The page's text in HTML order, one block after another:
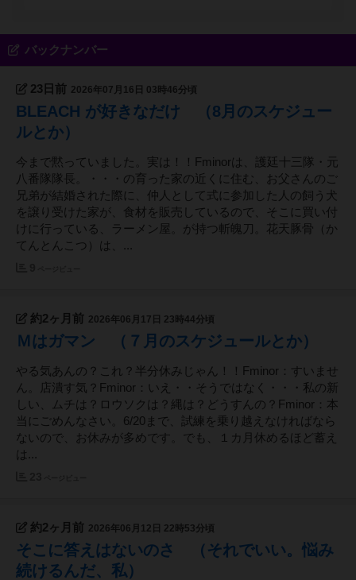
はありません。ですが、苦労した分、愛着があり、
作り方は 自身の失敗も含めアドバイスできます。
もし、「個人でお店を始めたい、作りたい」、「内
バイス致します。飲みながら話しましょう！ 私
（ヘ短調）と仲良くしてください。 始めたばかり
の、発展途上なお店ですので、皆さんのご協力お願
いします。
バックナンバー
23日前 2026年07月16日 03時46分頃
BLEACH が好きなだけ （8月のスケジュー
ルとか）
今まで黙っていました。実は！！Fminorは、護廷十三隊・元
八番隊隊長。・・・の育った家の近くに住む、お父さんのご
兄弟が結婚された際に、仲人として式に参加した人の飼う犬
を譲り受けた家が、食材を販売しているので、そこに買い付
けに行っている、ラーメン屋。が持つ斬魄刀。花天豚骨（か
てんとんこつ）は、...
約2ヶ月前 2026年06月17日 23時44分頃
Ｍはガマン （７月のスケジュールとか）
やる気あんの？これ？半分休みじゃん！！Fminor：すいませ
ん。店潰す気？Fminor：いえ・・そうではなく・・・私の新
しい、ムチは？ロウソクは？縄は？どうすんの？Fminor：本
当にごめんなさい。6/20まで、試練を乗り越えなければなら
ないので、お休みが多めです。でも、１カ月休めるほど蓄え
は...
約2ヶ月前 2026年06月12日 22時53分頃
そこに答えはないのさ （それでいい。悩み
続けるんだ、私）